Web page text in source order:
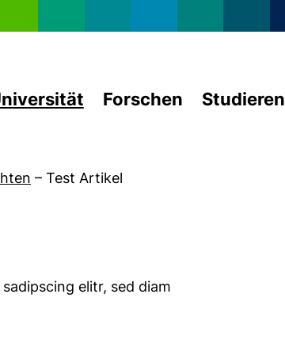
Forschen Studieren
– Test Artikel
elitr, sed diam